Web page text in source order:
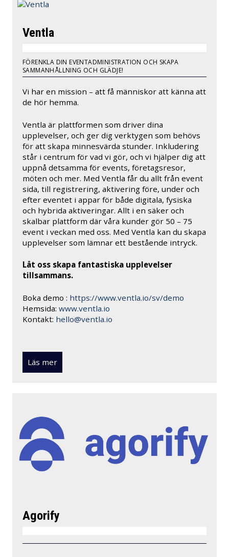
Ventla
FÖRENKLA DIN EVENTADMINISTRATION OCH SKAPA
SAMMANHÅLLNING OCH GLÄDJE!
Vi har en mission – att få människor att känna att
de hör hemma.
Ventla är plattformen som driver dina
upplevelser, och ger dig verktygen som behövs
för att skapa minnesvärda stunder. Inkludering
står i centrum för vad vi gör, och vi hjälper dig att
uppnå detsamma för events, företagsresor,
möten och mer. Med Ventla får du allt från event
sida, till registrering, aktivering före, under och
efter eventet i appar för både digitala, fysiska
och hybrida aktiveringar. Allt i en säker och
skalbar plattform där våra kunder gör 50 – 75
event i veckan med oss. Med Ventla kan du skapa
upplevelser som lämnar ett bestående intryck.
Låt oss skapa fantastiska upplevelser
tillsammans.
Boka demo : https://www.ventla.io/sv/demo
Hemsida: www.ventla.io
Kontakt: hello@ventla.io
Läs mer
Agorify